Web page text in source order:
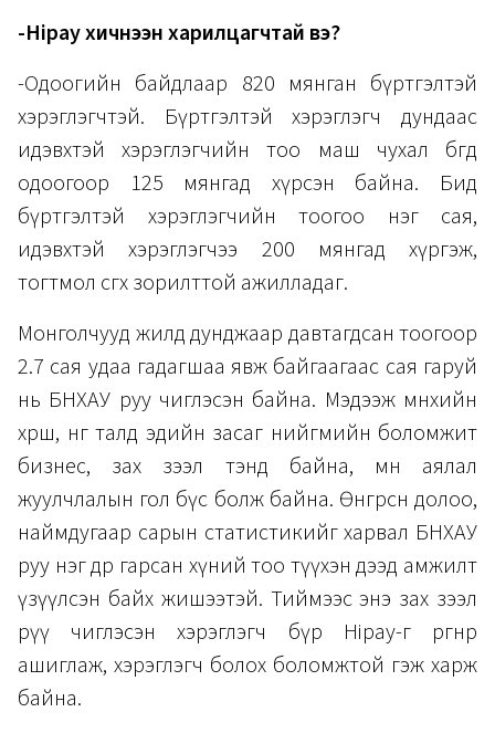
-Hipay хичнээн харилцагчтай вэ?
-Одоогийн байдлаар 820 мянган бүртгэлтэй
хэрэглэгчтэй. Бүртгэлтэй хэрэглэгч дундаас
идэвхтэй хэрэглэгчийн тоо маш чухал бөгөөд
одоогоор 125 мянгад хүрсэн байна. Бид
бүртгэлтэй хэрэглэгчийн тоогоо нэг сая,
идэвхтэй хэрэглэгчээ 200 мянгад хүргэж,
тогтмол өсгөх зорилттой ажилладаг.
Монголчууд жилд дунджаар давтагдсан тоогоор
2.7 сая удаа гадагшаа явж байгаагаас сая гаруй
нь БНХАУ руу чиглэсэн байна. Мэдээж мөнхийн
хөрш, нөгөө талд эдийн засаг нийгмийн боломжит
бизнес, зах зээл тэнд байна, мөн аялал
жуулчлалын гол бүс болж байна. Өнгөрсөн долоо,
наймдугаар сарын статистикийг харвал БНХАУ
руу нэг өдөр гарсан хүний тоо түүхэн дээд амжилт
үзүүлсэн байх жишээтэй. Тиймээс энэ зах зээл
рүү чиглэсэн хэрэглэгч бүр Hipay-г өргөнөөр
ашиглаж, хэрэглэгч болох боломжтой гэж харж
байна.